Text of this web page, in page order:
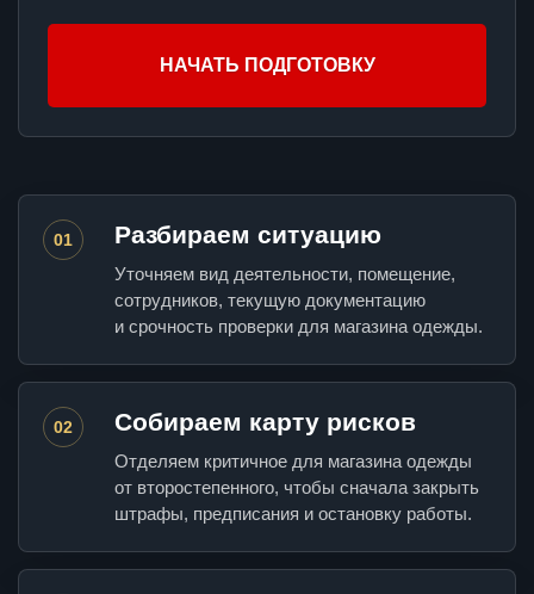
НАЧАТЬ ПОДГОТОВКУ
01 Разбираем ситуацию
Уточняем вид деятельности, помещение,
сотрудников, текущую документацию
и срочность проверки для магазина одежды.
02 Собираем карту рисков
Отделяем критичное для магазина одежды
от второстепенного, чтобы сначала закрыть
штрафы, предписания и остановку работы.